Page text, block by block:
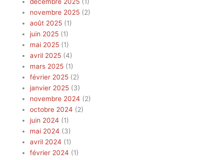
décembre 2025 (1)
novembre 2025 (2)
août 2025 (1)
juin 2025 (1)
mai 2025 (1)
avril 2025 (4)
mars 2025 (1)
février 2025 (2)
janvier 2025 (3)
novembre 2024 (2)
octobre 2024 (2)
juin 2024 (1)
mai 2024 (3)
avril 2024 (1)
février 2024 (1)